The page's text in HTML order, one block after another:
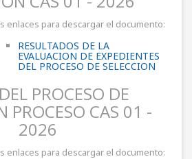
enlaces para descargar el documento:
RESULTADOS DE LA
EVALUACION DE EXPEDIENTES
DEL PROCESO DE SELECCION
PROCESO DE
PROCESO CAS 01 -
2026
enlaces para descargar el documento: